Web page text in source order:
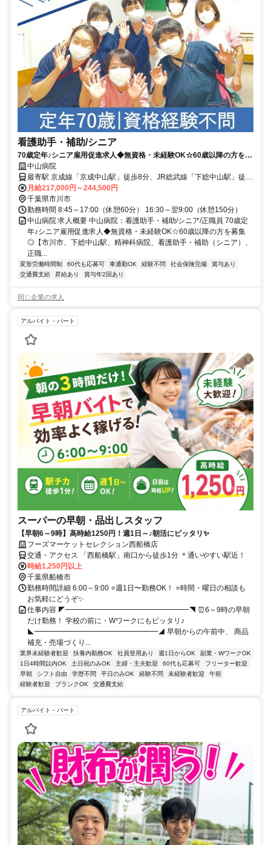
看護助手・補助/シニア
70歳定年♪シニア雇用促進求人◆無資格・未経験OK☆60歳以降の方を募
集◎【市川市、下総中山駅、精神科病院、看護助手・補助（シニア）、
正職員】
中山病院
最寄駅 京成線「京成中山駅」徒歩8分、JR総武線「下総中山駅」徒歩
13分
月給217,000円～244,500円
千葉県市川市
勤務時間 8:45～17:00（休憩60分） 16:30～翌9:00（休憩150分）
中山病院 求人概要 中山病院：看護助手・補助/シニア/正職員 70歳定
年♪シニア雇用促進求人◆無資格・未経験OK☆60歳以降の方を募集
◎【市川市、下総中山駅、精神科病院、看護助手・補助（シニア）、
正職...
変形労働時間制 60代も応募可 車通勤OK 経験不問 社会保険完備
賞与あり
交通費支給
昇給あり 賞与年2回あり
同じ企業の求人
アルバイト・パート
スーパーの早朝・品出しスタッフ
【早朝6～9時】高時給1250円！週1日～♪朝活にピッタリ✨
フーズマーケットセレクション西船橋店
交通・アクセス 「西船橋駅」南口から徒歩1分 ＊通いやすい駅近！
時給1,250円以上
千葉県船橋市
勤務時間詳細 6:00～9:00 ⭐週1日〜勤務OK！ ⭐時間・曜日の相談も
お気軽にどうぞ✨
仕事内容 ◤━━━━━━━━━━━━━━━━━◥ ⏰6～9時の早朝
だけ勤務！ 学校の前に・Wワークにもピッタリ♪
◣━━━━━━━━━━━━━━━━━◢ 早朝からの午前中、 商品
補充・売場づくり...
業界未経験者歓迎 扶養内勤務OK 社員登用あり 週1日からOK
副業・WワークOK
1日4時間以内OK
土日祝のみOK 主婦・主夫歓迎 60代も応募可
フリーター歓迎
早朝
シフト自由 学歴不問 平日のみOK 経験不問 未経験者歓迎
午前
経験者歓迎
ブランクOK 交通費支給
アルバイト・パート